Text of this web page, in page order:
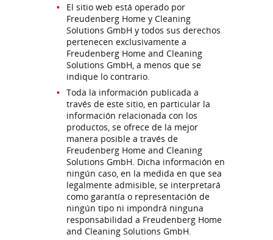
El sitio web está operado por
Freudenberg Home y Cleaning
Solutions GmbH y todos sus derechos
pertenecen exclusivamente a
Freudenberg Home and Cleaning
Solutions GmbH, a menos que se
indique lo contrario.
Toda la información publicada a
través de este sitio, en particular la
información relacionada con los
productos, se ofrece de la mejor
manera posible a través de
Freudenberg Home and Cleaning
Solutions GmbH. Dicha información en
ningún caso, en la medida en que sea
legalmente admisible, se interpretará
como garantía o representación de
ningún tipo ni impondrá ninguna
responsabilidad a Freudenberg Home
and Cleaning Solutions GmbH.